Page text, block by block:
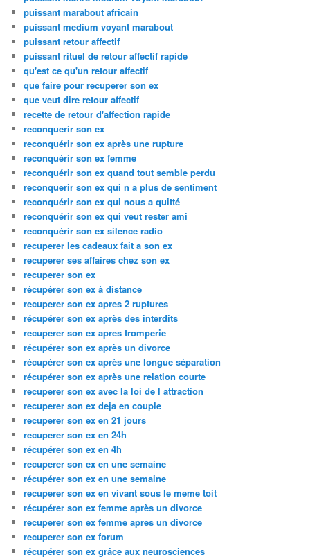
puissant marabout africain
puissant medium voyant marabout
puissant retour affectif
puissant rituel de retour affectif rapide
qu'est ce qu'un retour affectif
que faire pour recuperer son ex
que veut dire retour affectif
recette de retour d'affection rapide
reconquerir son ex
reconquérir son ex après une rupture
reconquérir son ex femme
reconquérir son ex quand tout semble perdu
reconquerir son ex qui n a plus de sentiment
reconquérir son ex qui nous a quitté
reconquérir son ex qui veut rester ami
reconquérir son ex silence radio
recuperer les cadeaux fait a son ex
recuperer ses affaires chez son ex
recuperer son ex
récupérer son ex à distance
recuperer son ex apres 2 ruptures
récupérer son ex après des interdits
recuperer son ex apres tromperie
récupérer son ex après un divorce
récupérer son ex après une longue séparation
récupérer son ex après une relation courte
recuperer son ex avec la loi de l attraction
recuperer son ex deja en couple
recuperer son ex en 21 jours
recuperer son ex en 24h
récupérer son ex en 4h
recuperer son ex en une semaine
récupérer son ex en une semaine
recuperer son ex en vivant sous le meme toit
récupérer son ex femme après un divorce
recuperer son ex femme apres un divorce
recuperer son ex forum
récupérer son ex grâce aux neurosciences